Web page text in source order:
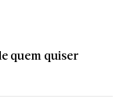
quem quiser